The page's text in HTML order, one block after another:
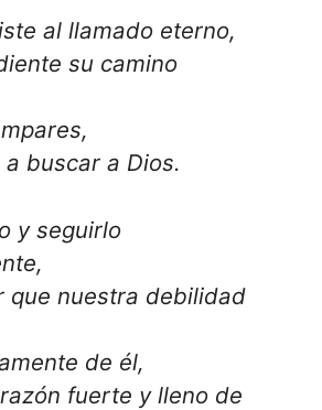
al llamado eterno,
su camino
buscar a Dios.
y seguirlo
que nuestra debilidad
de él,
fuerte y lleno de